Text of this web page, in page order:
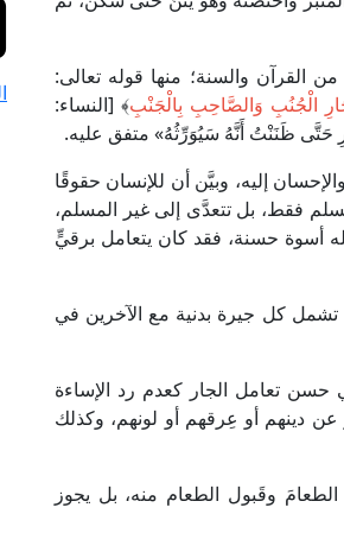
القرآن والسنة؛ منها قوله تعالى:
الْجُنُبِ وَالصَّاحِبِ بِالْجَنْبِ﴾ [النساء:
إليه، وبيَّن أن للإنسان حقوقًا
فقط، بل تتعدَّى إلى غير المسلم،
أسوة حسنة، فقد كان يتعامل برقيٍّ
تشمل كل جيرة بدنية مع الآخرين في
حسن تعامل الجار كعدم رد الإساءة
دينهم أو عِرقهم أو لونهم، وكذلك
وقَبول الطعام منه، بل يجوز